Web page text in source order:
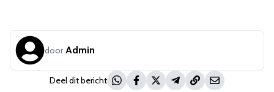
door Admin
Deel dit bericht